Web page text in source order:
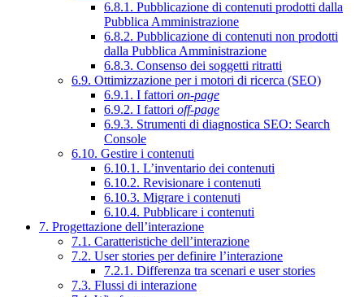
6.8.1. Pubblicazione di contenuti prodotti dalla
Pubblica Amministrazione
6.8.2. Pubblicazione di contenuti non prodotti
dalla Pubblica Amministrazione
6.8.3. Consenso dei soggetti ritratti
6.9. Ottimizzazione per i motori di ricerca (SEO)
6.9.1. I fattori on-page
6.9.2. I fattori off-page
6.9.3. Strumenti di diagnostica SEO: Search
Console
6.10. Gestire i contenuti
6.10.1. L’inventario dei contenuti
6.10.2. Revisionare i contenuti
6.10.3. Migrare i contenuti
6.10.4. Pubblicare i contenuti
7. Progettazione dell’interazione
7.1. Caratteristiche dell’interazione
7.2. User stories per definire l’interazione
7.2.1. Differenza tra scenari e user stories
7.3. Flussi di interazione